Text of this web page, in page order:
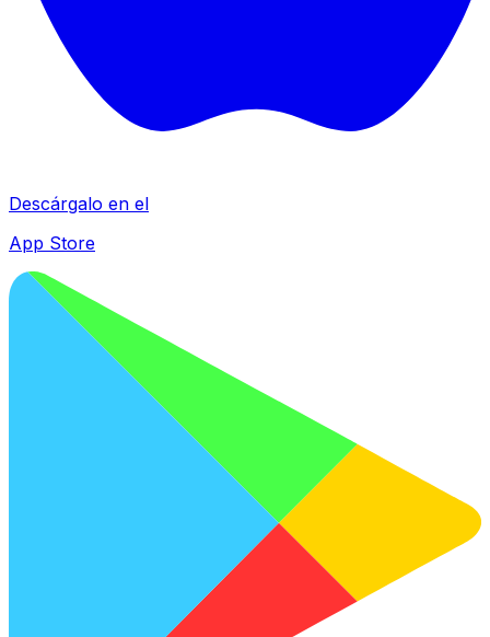
Descárgalo en el
App Store